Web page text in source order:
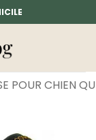
POUR CHIEN